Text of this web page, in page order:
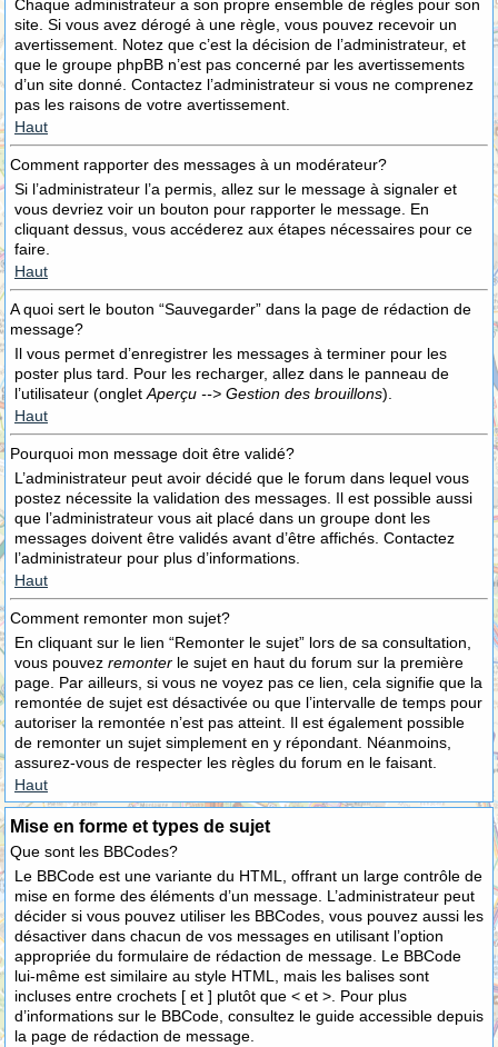
Chaque administrateur a son propre ensemble de règles pour son
site. Si vous avez dérogé à une règle, vous pouvez recevoir un
avertissement. Notez que c’est la décision de l’administrateur, et
que le groupe phpBB n’est pas concerné par les avertissements
d’un site donné. Contactez l’administrateur si vous ne comprenez
pas les raisons de votre avertissement.
Haut
Comment rapporter des messages à un modérateur?
Si l’administrateur l’a permis, allez sur le message à signaler et
vous devriez voir un bouton pour rapporter le message. En
cliquant dessus, vous accéderez aux étapes nécessaires pour ce
faire.
Haut
A quoi sert le bouton “Sauvegarder” dans la page de rédaction de
message?
Il vous permet d’enregistrer les messages à terminer pour les
poster plus tard. Pour les recharger, allez dans le panneau de
l’utilisateur (onglet Aperçu --> Gestion des brouillons).
Haut
Pourquoi mon message doit être validé?
L’administrateur peut avoir décidé que le forum dans lequel vous
postez nécessite la validation des messages. Il est possible aussi
que l’administrateur vous ait placé dans un groupe dont les
messages doivent être validés avant d’être affichés. Contactez
l’administrateur pour plus d’informations.
Haut
Comment remonter mon sujet?
En cliquant sur le lien “Remonter le sujet” lors de sa consultation,
vous pouvez remonter le sujet en haut du forum sur la première
page. Par ailleurs, si vous ne voyez pas ce lien, cela signifie que la
remontée de sujet est désactivée ou que l’intervalle de temps pour
autoriser la remontée n’est pas atteint. Il est également possible
de remonter un sujet simplement en y répondant. Néanmoins,
assurez-vous de respecter les règles du forum en le faisant.
Haut
Mise en forme et types de sujet
Que sont les BBCodes?
Le BBCode est une variante du HTML, offrant un large contrôle de
mise en forme des éléments d’un message. L’administrateur peut
décider si vous pouvez utiliser les BBCodes, vous pouvez aussi les
désactiver dans chacun de vos messages en utilisant l’option
appropriée du formulaire de rédaction de message. Le BBCode
lui-même est similaire au style HTML, mais les balises sont
incluses entre crochets [ et ] plutôt que < et >. Pour plus
d’informations sur le BBCode, consultez le guide accessible depuis
la page de rédaction de message.